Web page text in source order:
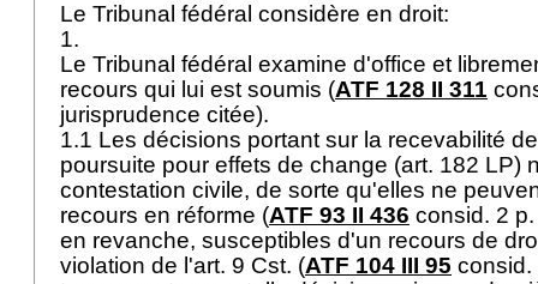
Le Tribunal fédéral considère en droit:
1.
Le Tribunal fédéral examine d'office et
recours qui lui est soumis (ATF 128 II 311
jurisprudence citée).
1.1 Les décisions portant sur la recevabilité
poursuite pour effets de change (art. 182 LP)
contestation civile, de sorte qu'elles ne
recours en réforme (ATF 93 II 436 consid. 2
en revanche, susceptibles d'un recours de
violation de l'art. 9 Cst. (ATF 104 III 95 consid.